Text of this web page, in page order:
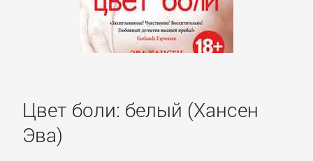
Цвет боли: белый (Хансен
Эва)
Маркетинг,
Недвижимость